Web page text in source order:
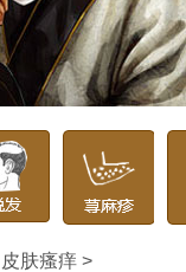
皮肤瘙痒 >